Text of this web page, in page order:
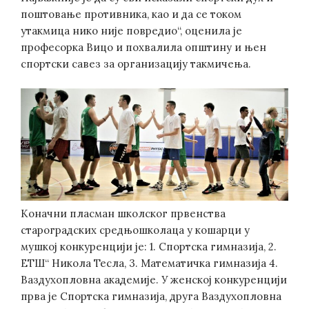
поштовање противника, као и да се током
утакмица нико није повредио“, оценила је
професорка Вицо и похвалила општину и њен
спортски савез за организацију такмичења.
Коначни пласман школског првенства
староградских средњошколаца у кошарци у
мушкој конкуренцији је: 1. Спортска гимназија, 2.
ЕТШ“ Никола Тесла, 3. Математичка гимназија 4.
Ваздухопловна академије. У женској конкуренцији
прва је Спортска гимназија, друга Ваздухопловна